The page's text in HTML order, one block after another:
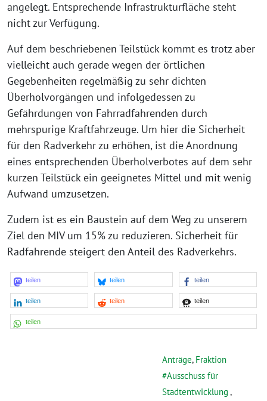
angelegt. Entsprechende Infrastrukturfläche steht
nicht zur Verfügung.
Auf dem beschriebenen Teilstück kommt es trotz aber
vielleicht auch gerade wegen der örtlichen
Gegebenheiten regelmäßig zu sehr dichten
Überholvorgängen und infolgedessen zu
Gefährdungen von Fahrradfahrenden durch
mehrspurige Kraftfahrzeuge. Um hier die Sicherheit
für den Radverkehr zu erhöhen, ist die Anordnung
eines entsprechenden Überholverbotes auf dem sehr
kurzen Teilstück ein geeignetes Mittel und mit wenig
Aufwand umzusetzen.
Zudem ist es ein Baustein auf dem Weg zu unserem
Ziel den MIV um 15% zu reduzieren. Sicherheit für
Radfahrende steigert den Anteil des Radverkehrs.
teilen teilen teilen
teilen teilen teilen
teilen
Anträge, Fraktion
Ausschuss für
Stadtentwicklung ,